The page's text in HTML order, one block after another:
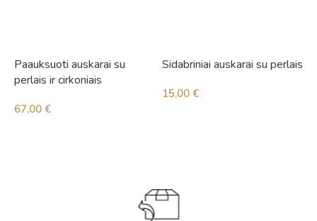
Paauksuoti auskarai su
perlais ir cirkoniais
67,00 €
Sidabriniai auskarai su perlais
15,00 €